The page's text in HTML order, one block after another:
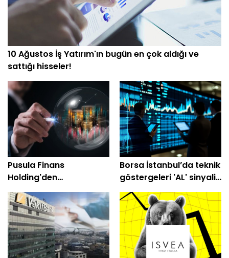
10 Ağustos İş Yatırım'ın bugün en çok aldığı ve
sattığı hisseler!
Pusula Finans
Holding'den
Katılımevim'de (KTLEV)
dev pay alımı
Borsa İstanbul’da teknik
göstergeleri 'AL' sinyali
veren 8 hisse